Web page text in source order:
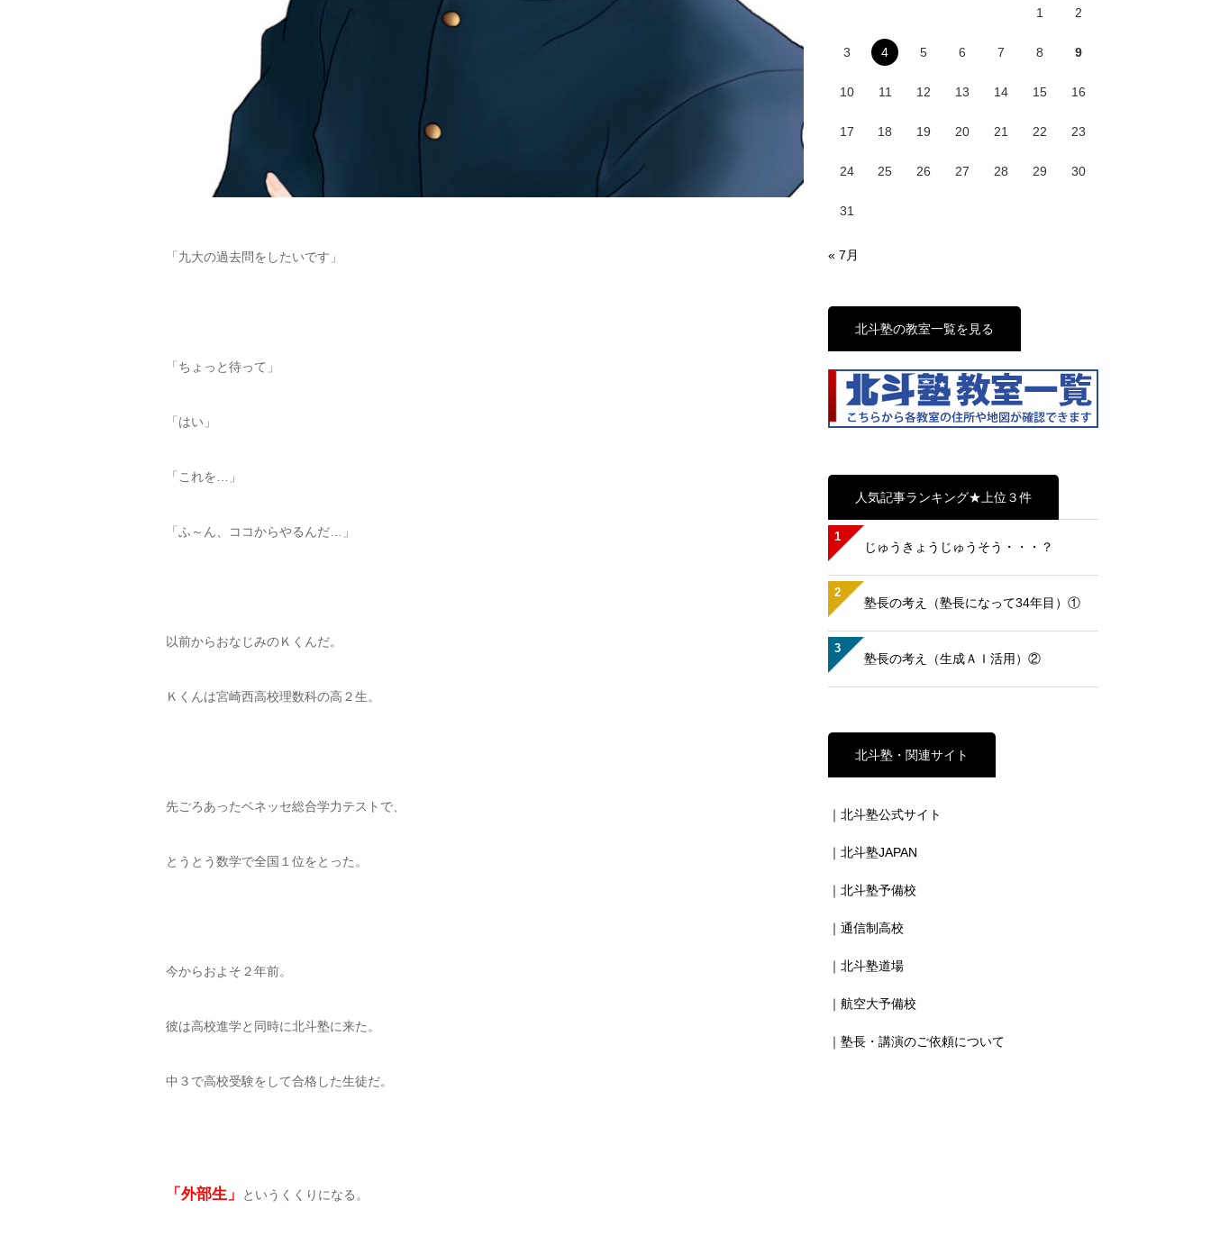
「九大の過去問をしたいです」
「ちょっと待って」
「はい」
「これを…」
「ふ～ん、ココからやるんだ…」
以前からおなじみのＫくんだ。
Ｋくんは宮崎西高校理数科の高２生。
先ごろあったベネッセ総合学力テストで、
とうとう数学で全国１位をとった。
今からおよそ２年前。
彼は高校進学と同時に北斗塾に来た。
中３で高校受験をして合格した生徒だ。
「外部生」 というくくりになる。
1 2
3 4 5 6 7 8 9
10 11 12 13 14 15 16
17 18 19 20 21 22 23
24 25 26 27 28 29 30
31
« 7月
北斗塾の教室一覧を見る
人気記事ランキング★上位３件
1
じゅうきょうじゅうそう・・・？
2
塾長の考え（塾長になって34年目）①
3
塾長の考え（生成ＡＩ活用）②
北斗塾・関連サイト
｜北斗塾公式サイト
｜北斗塾JAPAN
｜北斗塾予備校
｜通信制高校
｜北斗塾道場
｜航空大予備校
｜塾長・講演のご依頼について